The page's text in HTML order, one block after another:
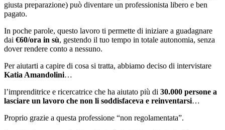
giusta preparazione) può diventare un professionista libero e ben
pagato.
In poche parole, questo lavoro ti permette di iniziare a guadagnare
dai €60/ora in sù, gestendo il tuo tempo in totale autonomia, senza
dover rendere conto a nessuno.
Per aiutarti a capire di cosa si tratta, abbiamo deciso di intervistare
Katia Amandolini…
l’imprenditrice e ricercatrice che ha aiutato più di 30.000 persone a
lasciare un lavoro che non li soddisfaceva e reinventarsi…
Proprio grazie a questa professione “non regolamentata”.